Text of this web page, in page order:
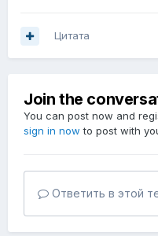
Цитата
Join the
You can post now and
sign in now to post with
Ответить в этой